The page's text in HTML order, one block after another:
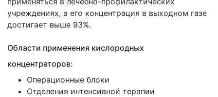
учреждениях, а его концентрация в выходном газе
достигает выше 93%.
Области применения кислородных
концентраторов:
Операционные блоки
Отделения интенсивной терапии